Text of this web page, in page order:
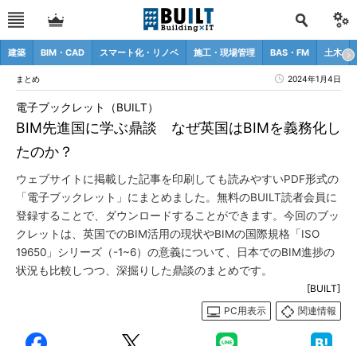
建築 BIM・CAD スマート化・リノベ 施工・現場管理 BAS・FM 土木
まとめ 2024年1月4日
BIM先進国に学ぶ鼎談 なぜ英国はBIMを義務化し
たのか？
電子ブックレット（BUILT）
ウェブサイトに掲載した記事を印刷しても読みやすいPDF形式の
「電子ブックレット」にまとめました。無料のBUILT読者会員に
登録することで、ダウンロードすることができます。今回のブッ
クレットは、英国でのBIM活用の現状やBIMの国際規格「ISO
19650」シリーズ（-1~6）の意義について、日本でのBIM進捗の
状況も比較しつつ、深掘りした鼎談のまとめです。
[BUILT]
PC用表示
関連情報